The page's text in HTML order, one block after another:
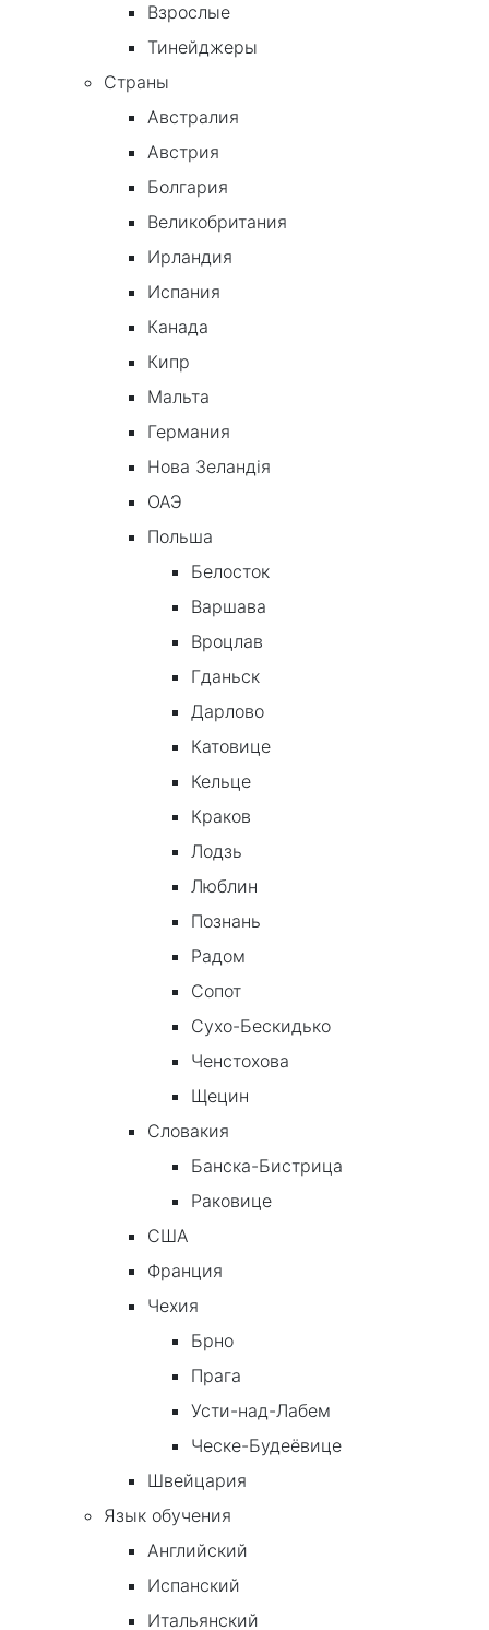
Взрослые
Тинейджеры
Страны
Австралия
Австрия
Болгария
Великобритания
Ирландия
Испания
Канада
Кипр
Мальта
Германия
Нова Зеландія
ОАЭ
Польша
Белосток
Варшава
Вроцлав
Гданьск
Дарлово
Катовице
Кельце
Краков
Лодзь
Люблин
Познань
Радом
Сопот
Сухо-Бескидько
Ченстохова
Щецин
Словакия
Банска-Бистрица
Раковице
США
Франция
Чехия
Брно
Прага
Усти-над-Лабем
Ческе-Будеёвице
Швейцария
Язык обучения
Английский
Испанский
Итальянский